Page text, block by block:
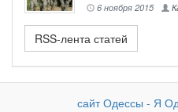
6 ноября 2015
RSS-лента статей
сайт Одессы - Я